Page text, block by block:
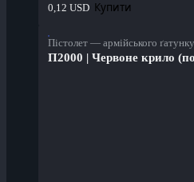
0,12 USD Купити
Пістолет — армійського ґатунку
П2000 | Червоне крило